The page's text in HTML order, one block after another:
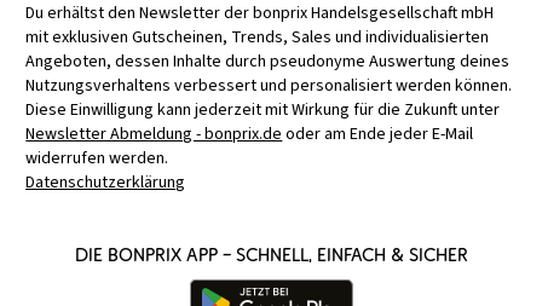
Du erhältst den Newsletter der bonprix Handelsgesellschaft mbH
mit exklusiven Gutscheinen, Trends, Sales und individualisierten
Angeboten, dessen Inhalte durch pseudonyme Auswertung deines
Nutzungsverhaltens verbessert und personalisiert werden können.
Diese Einwilligung kann jederzeit mit Wirkung für die Zukunft unter
Newsletter Abmeldung - bonprix.deoder am Ende jeder E-Mail
widerrufen werden.
Datenschutzerklärung
Die bonprix App – schnell, einfach & sicher